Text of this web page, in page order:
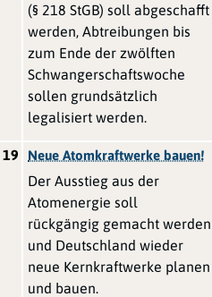
(§ 218 StGB) soll abgeschafft
werden, Abtreibungen bis
zum Ende der zwölften
Schwangerschaftswoche
sollen grundsätzlich
legalisiert werden.
19 Neue Atomkraftwerke bauen!
Der Ausstieg aus der
Atomenergie soll
rückgängig gemacht werden
und Deutschland wieder
neue Kernkraftwerke planen
und bauen.